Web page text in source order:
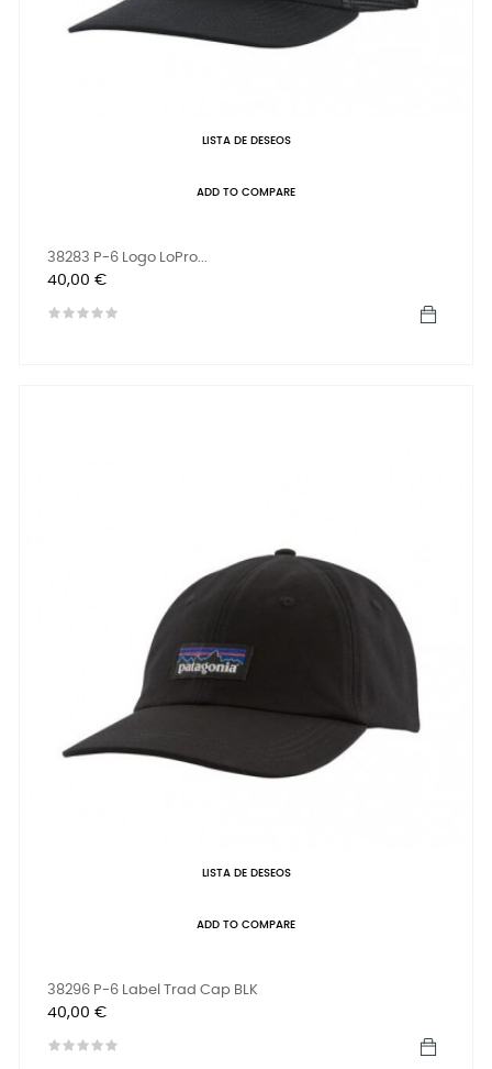
LISTA DE DESEOS
ADD TO COMPARE
38283 P-6 Logo LoPro...
Precio
40,00 €
LISTA DE DESEOS
ADD TO COMPARE
38296 P-6 Label Trad Cap BLK
Precio
40,00 €